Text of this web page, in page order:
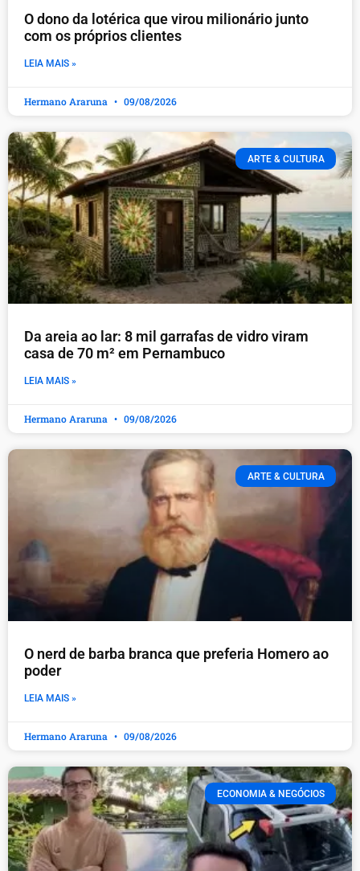
O dono da lotérica que virou milionário junto
com os próprios clientes
LEIA MAIS »
Hermano Araruna 09/08/2026
ARTE & CULTURA
Da areia ao lar: 8 mil garrafas de vidro viram
casa de 70 m² em Pernambuco
LEIA MAIS »
Hermano Araruna 09/08/2026
ARTE & CULTURA
O nerd de barba branca que preferia Homero ao
poder
LEIA MAIS »
Hermano Araruna 09/08/2026
ECONOMIA & NEGÓCIOS